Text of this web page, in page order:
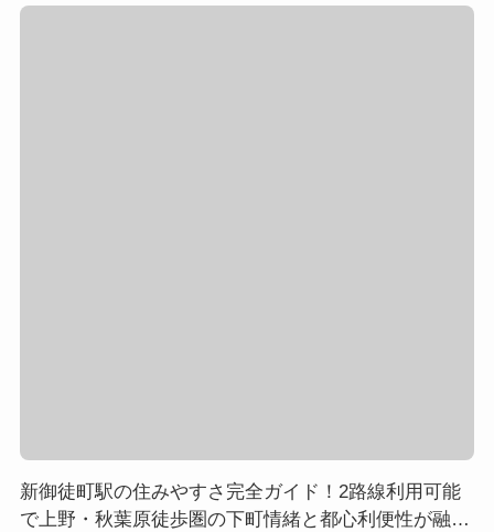
新御徒町駅の住みやすさ完全ガイド！2路線利用可能
で上野・秋葉原徒歩圏の下町情緒と都心利便性が融合